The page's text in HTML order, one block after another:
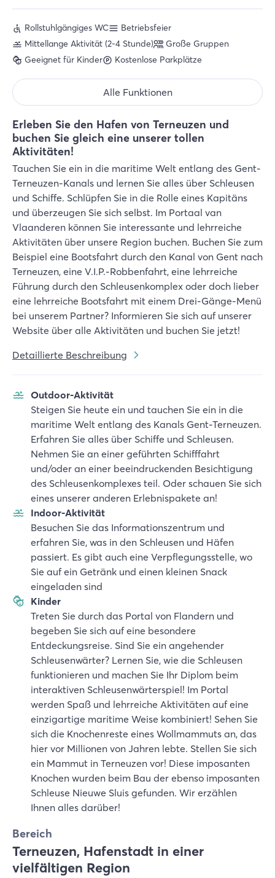
Erleben Sie den Hafen von Terneuzen und
buchen Sie gleich eine unserer tollen
Aktivitäten!
Tauchen Sie ein in die maritime Welt entlang des Gent-
Terneuzen-Kanals und lernen Sie alles über Schleusen
und Schiffe. Schlüpfen Sie in die Rolle eines Kapitäns
und überzeugen Sie sich selbst. Im Portaal van
Vlaanderen können Sie interessante und lehrreiche
Aktivitäten über unsere Region buchen. Buchen Sie zum
Beispiel eine Bootsfahrt durch den Kanal von Gent nach
Terneuzen, eine V.I.P.-Robbenfahrt, eine lehrreiche
Führung durch den Schleusenkomplex oder doch lieber
eine lehrreiche Bootsfahrt mit einem Drei-Gänge-Menü
bei unserem Partner? Informieren Sie sich auf unserer
Website über alle Aktivitäten und buchen Sie jetzt!
Detaillierte Beschreibung
Outdoor-Aktivität
Steigen Sie heute ein und tauchen Sie ein in die
maritime Welt entlang des Kanals Gent-Terneuzen.
Erfahren Sie alles über Schiffe und Schleusen.
Nehmen Sie an einer geführten Schifffahrt
und/oder an einer beeindruckenden Besichtigung
des Schleusenkomplexes teil. Oder schauen Sie sich
eines unserer anderen Erlebnispakete an!
Indoor-Aktivität
Besuchen Sie das Informationszentrum und
erfahren Sie, was in den Schleusen und Häfen
passiert. Es gibt auch eine Verpflegungsstelle, wo
Sie auf ein Getränk und einen kleinen Snack
eingeladen sind
Kinder
Treten Sie durch das Portal von Flandern und
begeben Sie sich auf eine besondere
Entdeckungsreise. Sind Sie ein angehender
Schleusenwärter? Lernen Sie, wie die Schleusen
funktionieren und machen Sie Ihr Diplom beim
interaktiven Schleusenwärterspiel! Im Portal
werden Spaß und lehrreiche Aktivitäten auf eine
einzigartige maritime Weise kombiniert! Sehen Sie
sich die Knochenreste eines Wollmammuts an, das
hier vor Millionen von Jahren lebte. Stellen Sie sich
ein Mammut in Terneuzen vor! Diese imposanten
Knochen wurden beim Bau der ebenso imposanten
Schleuse Nieuwe Sluis gefunden. Wir erzählen
Ihnen alles darüber!
Rollstuhlgängiges WC
Betriebsfeier
Mittellange Aktivität (2-4 Stunde)
Große Gruppen
Geeignet für Kinder
Kostenlose Parkplätze
Alle Funktionen
Bereich
Terneuzen, Hafenstadt in einer
vielfältigen Region